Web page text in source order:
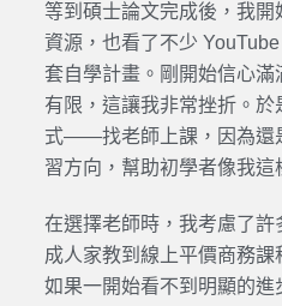
等到碩士論文完成後，我
資源，也看了不少
套自學計畫。剛開始信心
有限，這讓我非常挫折。
式——找老師上課，因為還
習方向，幫助初學者像我
在選擇老師時，我考慮了
成人家教到線上平價商務
如果一開始看不到明顯的